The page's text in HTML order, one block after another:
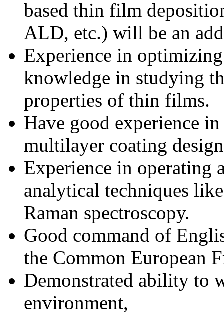
based thin film
ALD, etc.) will be an
Experience in
knowledge in studying
properties of thin films.
Have good experience
multilayer coating
Experience in operating
analytical techniques
Raman spectroscopy.
Good command of
the Common European
Demonstrated ability to
environment,